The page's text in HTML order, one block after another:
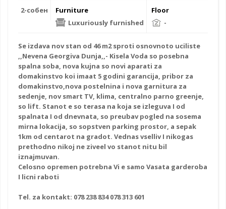
2-собен
Furniture
Luxuriously furnished
Floor
-
Se izdava nov stan od 46 m2 sproti osnovnoto uciliste
,,Nevena Georgiva Dunja,,- Kisela Voda so posebna
spalna soba, nova kujna so novi aparati za
domakinstvo koi imaat 5 godini garancija, pribor za
domakinstvo,nova postelnina i nova garnitura za
sedenje, nov smart TV, klima, centralno parno greenje,
so lift. Stanot e so terasa na koja se izleguva I od
spalnata I od dnevnata, so preubav pogled na sosema
mirna lokacija, so sopstven parking prostor, a sepak
1km od centarot na gradot. Vednas vselliv I nikogas
prethodno nikoj ne ziveel vo stanot nitu bil
iznajmuvan.
Celosno opremen potrebna Vi e samo Vasata garderoba
I licni raboti
Tel. za kontakt: 078 238 834 078 313 601